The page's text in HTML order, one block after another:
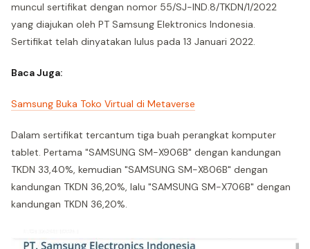
muncul sertifikat dengan nomor 55/SJ-IND.8/TKDN/1/2022
yang diajukan oleh PT Samsung Elektronics Indonesia.
Sertifikat telah dinyatakan lulus pada 13 Januari 2022.
Baca Juga:
Samsung Buka Toko Virtual di Metaverse
Dalam sertifikat tercantum tiga buah perangkat komputer
tablet. Pertama "SAMSUNG SM-X906B" dengan kandungan
TKDN 33,40%, kemudian "SAMSUNG SM-X806B" dengan
kandungan TKDN 36,20%, lalu "SAMSUNG SM-X706B" dengan
kandungan TKDN 36,20%.